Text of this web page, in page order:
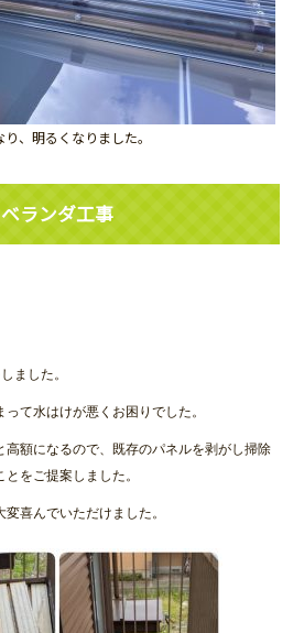
、明るくなりました。
ベランダ工事
ました。
て水はけが悪くお困りでした。
高額になるので、既存のパネルを剥がし掃除
をご提案しました。
喜んでいただけました。